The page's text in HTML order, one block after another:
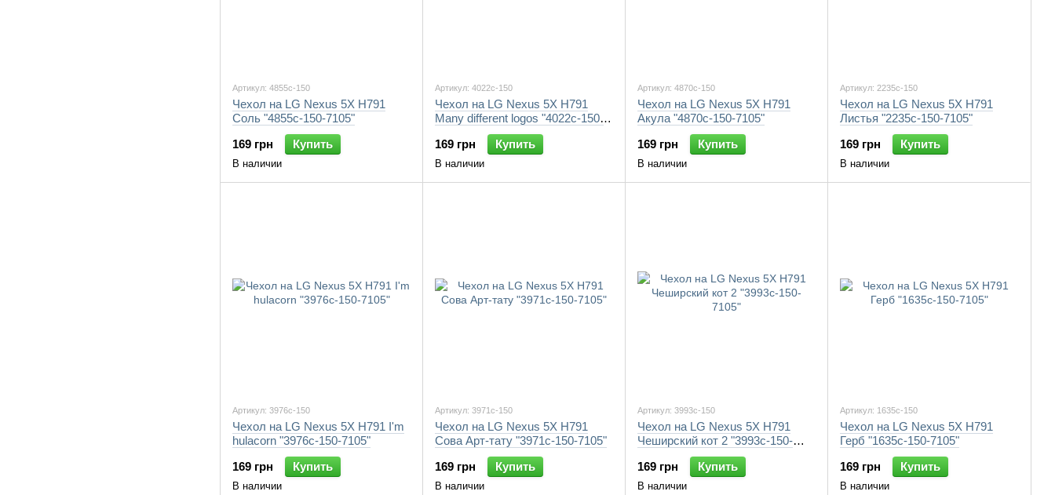
Артикул: 4855c-150
Чехол на LG Nexus 5X H791
Соль "4855c-150-7105"
169 грн
Купить
В наличии
Артикул: 4022c-150
Чехол на LG Nexus 5X H791
Many different logos "4022c-150-
169 грн
Купить
В наличии
Артикул: 4870c-150
Чехол на LG Nexus 5X H791
Акула "4870c-150-7105"
169 грн
Купить
В наличии
Артикул: 2235c-150
Чехол на LG Nexus 5X H791
Листья "2235c-150-7105"
169 грн
Купить
В наличии
Артикул: 3976c-150
Чехол на LG Nexus 5X H791 I'm
hulacorn "3976c-150-7105"
169 грн
Купить
В наличии
Артикул: 3971c-150
Чехол на LG Nexus 5X H791
Сова Арт-тату "3971c-150-7105"
169 грн
Купить
В наличии
Артикул: 3993c-150
Чехол на LG Nexus 5X H791
Чеширский кот 2 "3993c-150-
169 грн
Купить
В наличии
Артикул: 1635c-150
Чехол на LG Nexus 5X H791
Герб "1635c-150-7105"
169 грн
Купить
В наличии